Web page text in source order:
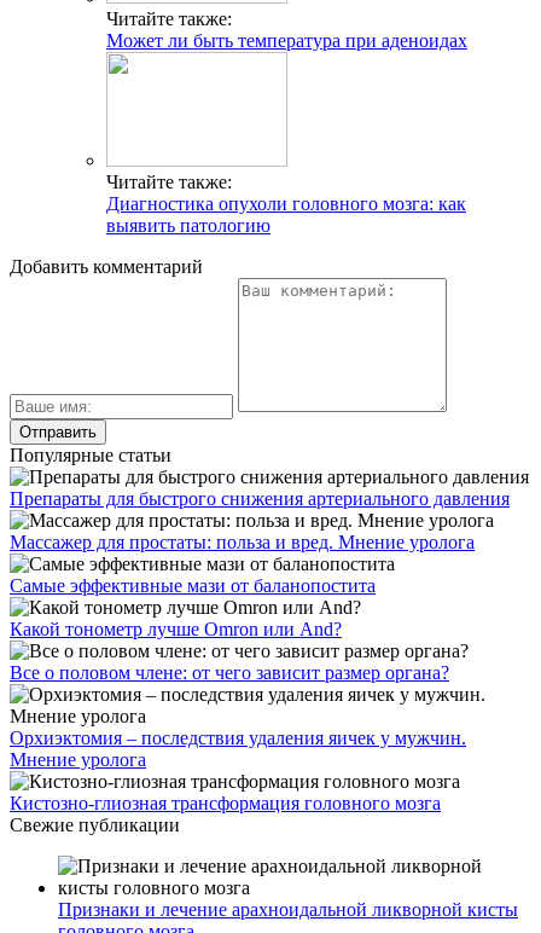
Читайте также:
Может ли быть температура при аденоидах
Читайте также:
Диагностика опухоли головного мозга: как
выявить патологию
Добавить комментарий
Популярные статьи
Препараты для быстрого снижения артериального давления
Массажер для простаты: польза и вред. Мнение уролога
Самые эффективные мази от баланопостита
Какой тонометр лучше Omron или And?
Все о половом члене: от чего зависит размер органа?
Орхиэктомия – последствия удаления яичек у мужчин.
Мнение уролога
Кистозно-глиозная трансформация головного мозга
Свежие публикации
Признаки и лечение арахноидальной ликворной кисты